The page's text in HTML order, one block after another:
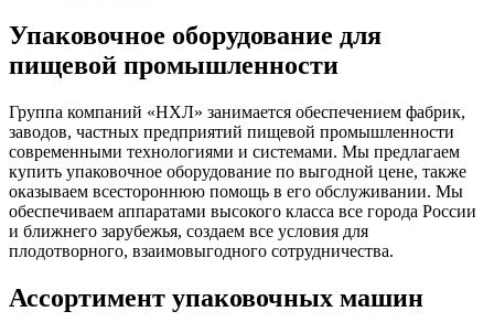
Упаковочное оборудование для
пищевой промышленности
Группа компаний «НХЛ» занимается обеспечением фабрик,
заводов, частных предприятий пищевой промышленности
современными технологиями и системами. Мы предлагаем
купить упаковочное оборудование по выгодной цене, также
оказываем всестороннюю помощь в его обслуживании. Мы
обеспечиваем аппаратами высокого класса все города России
и ближнего зарубежья, создаем все условия для
плодотворного, взаимовыгодного сотрудничества.
Ассортимент упаковочных машин